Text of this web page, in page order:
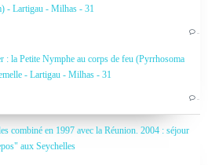
- Lartigau - Milhas - 31
…
: la Petite Nymphe au corps de feu (Pyrrhosoma
- Lartigau - Milhas - 31
…
combiné en 1997 avec la Réunion. 2004 : séjour
aux Seychelles